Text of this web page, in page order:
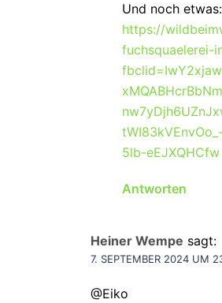
Und noch etwas:
https://
fuchsquaelerei-
5lb-eEJXQHCfw
Antworten
Heiner Wempe sagt:
7. SEPTEMBER 2024 UM
@Eiko